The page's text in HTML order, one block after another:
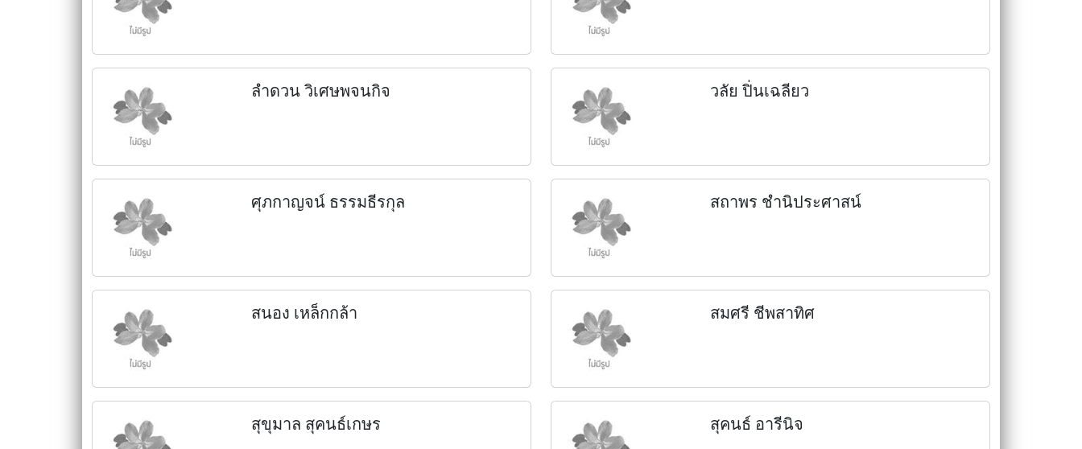
ลำดวน วิเศษพจนกิจ วลัย ปิ่นเฉลียว
ศุภกาญจน์ ธรรมธีรกุล สถาพร ชำนิประศาสน์
สนอง เหล็กกล้า สมศรี ชีพสาทิศ
สุขุมาล สุคนธ์เกษร สุคนธ์ อารีนิจ